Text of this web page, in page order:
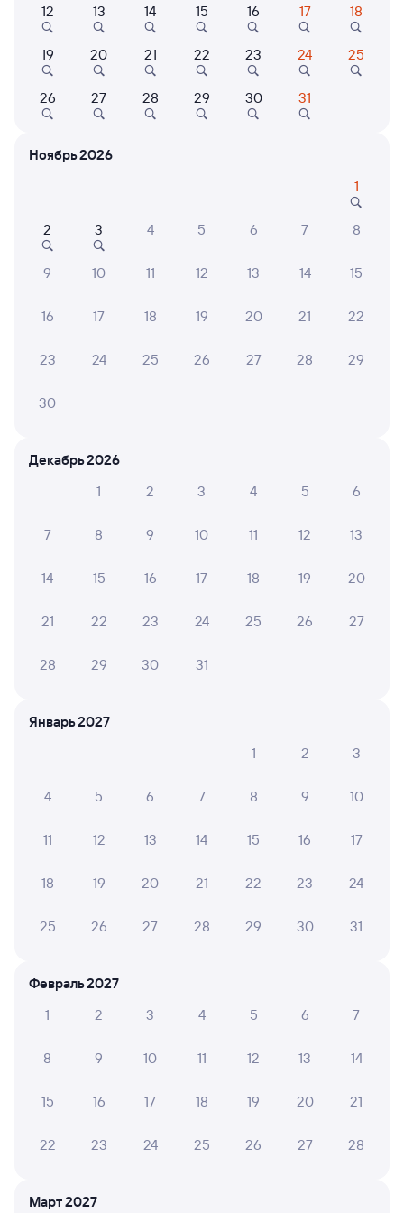
Фирменный
001Э Россия Проходящий 8,4
из Владивостока (ж/д вокзал)
20:28 04:21
Маршрут
Плацкарт
от 6 ⁠093 ⁠₽
Найдём билет на поезд за вас
Даже если сейчас нет мест
Отели в Ангарске
Олимпиада
817 ⁠₽
Премиум-отель
ПушкинЪ
по этому направлению
Мы отображаем актуальные отзывы и не удаляем
04 августа 2026 • Поезд 001Э «Россия»
ЮЛИЯ Л.
Очень хороший поезд,даже душ есть!
10 ЕЛЕНА Р.
04 августа 2026 • Поезд 009Н
туалете чисто. Нам понравился.
12 13 14 15 16 17 18
19 20 21 22 23 24 25
26 27 28 29 30 31
Ноябрь 2026
1
2 3 4 5 6 7 8
9 10 11 12 13 14 15
16 17 18 19 20 21 22
23 24 25 26 27 28 29
30
Декабрь 2026
1
2 3 4 5 6
7 8 9 10 11 12 13
14 15 16 17 18 19 20
21 22 23 24 25 26 27
28 29 30 31
Январь 2027
1
2 3
4 5 6 7 8 9 10
11 12 13 14 15 16 17
18 19 20 21 22 23 24
25 26 27 28 29 30 31
Февраль 2027
1
2 3 4 5 6 7
8 9 10 11 12 13 14
15 16 17 18 19 20 21
22 23 24 25 26 27 28
Март 2027